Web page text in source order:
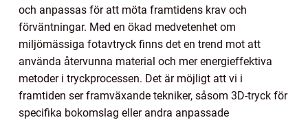
och anpassas för att möta framtidens krav och
förväntningar. Med en ökad medvetenhet om
miljömässiga fotavtryck finns det en trend mot att
använda återvunna material och mer energieffektiva
metoder i tryckprocessen. Det är möjligt att vi i
framtiden ser framväxande tekniker, såsom 3D-tryck för
specifika bokomslag eller andra anpassade